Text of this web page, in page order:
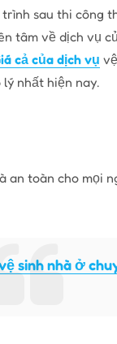
sau thi công
tâm về dịch vụ
cả của dịch vụ
nhất hiện nay.
an toàn cho mọi
sinh nhà ở